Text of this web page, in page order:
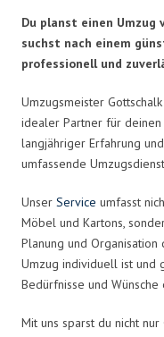
Du planst einen Umzug
suchst nach einem
professionell und
Umzugsmeister
idealer Partner für deinen
langjähriger Erfahrung
umfassende
Unser Service umfasst
Möbel und Kartons,
Planung und Organisation
Umzug individuell ist und
Bedürfnisse und Wünsche
Mit uns sparst du nicht